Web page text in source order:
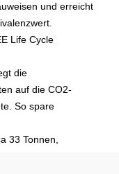
und erreicht
Life Cycle
die
auf die CO2-
So spare
33 Tonnen,